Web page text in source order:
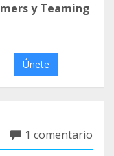
y Teaming
Únete
1 comentario